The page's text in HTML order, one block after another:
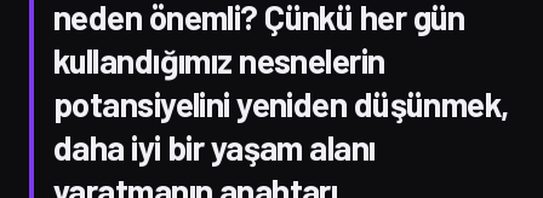
neden önemli? Çünkü her gün
kullandığımız nesnelerin
potansiyelini yeniden düşünmek,
daha iyi bir yaşam alanı